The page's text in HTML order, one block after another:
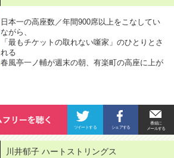
日本一の高座数／年間900席以上をこなしてい
ながら、
「最もチケットの取れない噺家」のひとりとさ
れる
春風亭一ノ輔が週末の朝、有楽町の高座に上が
川井郁子 ハートストリングス